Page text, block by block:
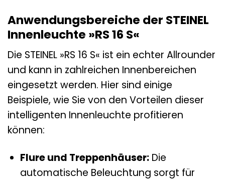
Anwendungsbereiche der STEINEL
Innenleuchte »RS 16 S«
Die STEINEL »RS 16 S« ist ein echter Allrounder
und kann in zahlreichen Innenbereichen
eingesetzt werden. Hier sind einige
Beispiele, wie Sie von den Vorteilen dieser
intelligenten Innenleuchte profitieren
können:
Flure und Treppenhäuser:Die
automatische Beleuchtung sorgt für